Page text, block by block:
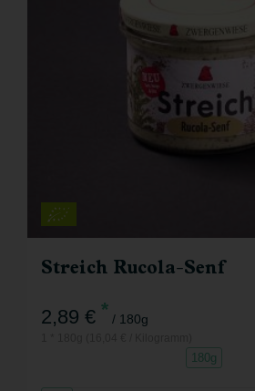
Streich Rucola-Senf
2,89 € * / 180g
180g